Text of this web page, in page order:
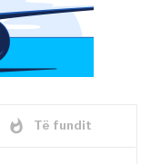
whatshot Të fundit